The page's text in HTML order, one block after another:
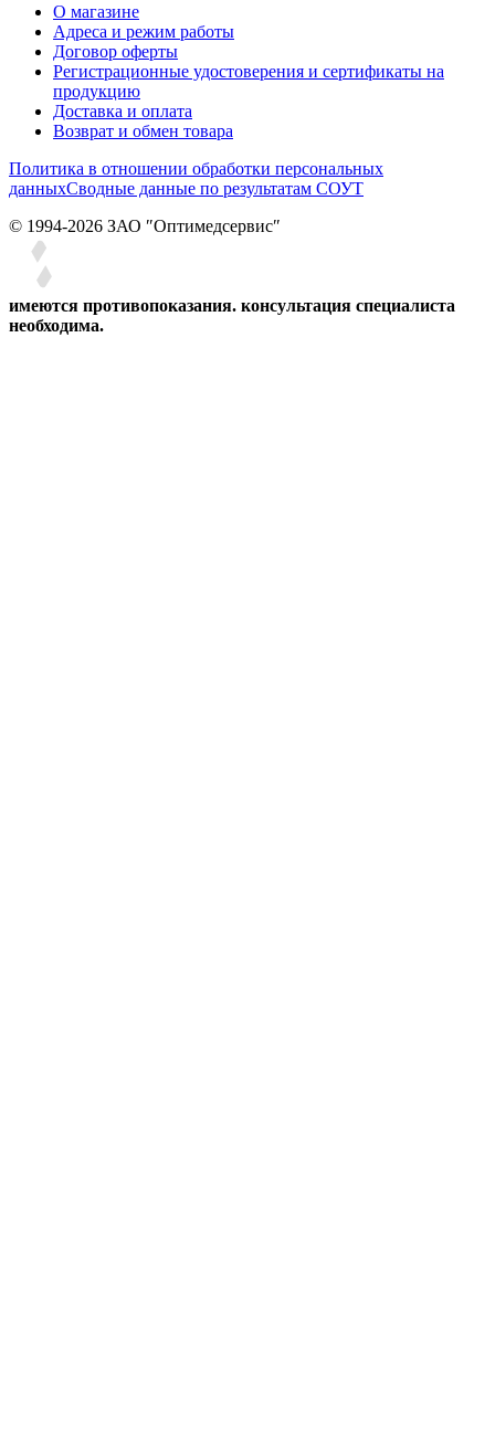
О магазине
Адреса и режим работы
Договор оферты
Регистрационные удостоверения и сертификаты на
продукцию
Доставка и оплата
Возврат и обмен товара
Политика в отношении обработки персональных
данныхСводные данные по результатам СОУТ
© 1994-2026 ЗАО ″Оптимедсервис″
имеются противопоказания. консультация специалиста
необходима.